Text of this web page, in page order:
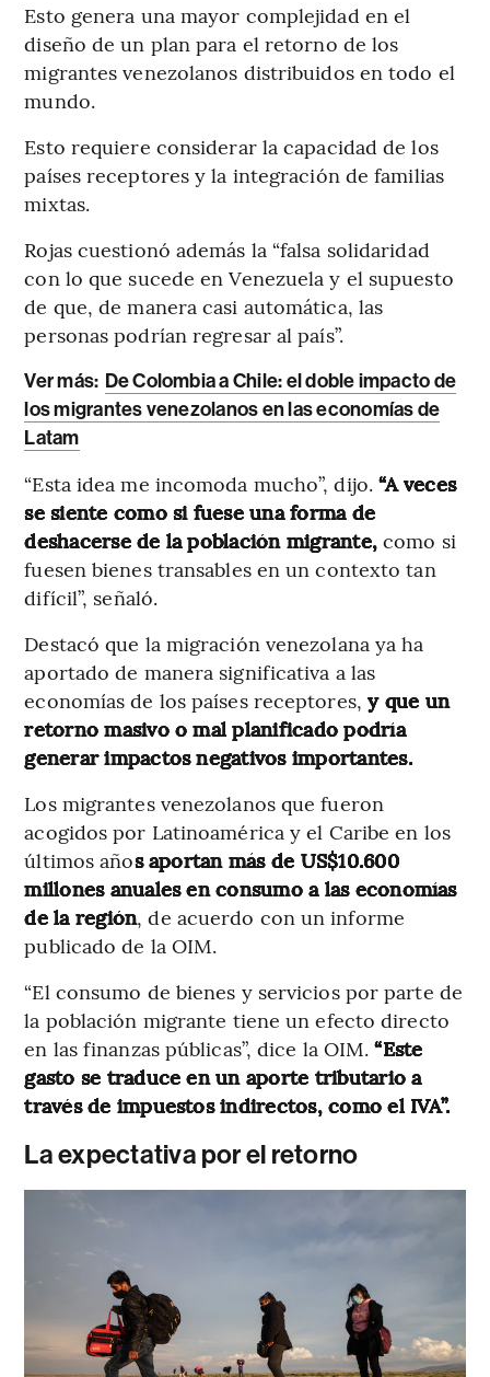
Esto genera una mayor complejidad en el
diseño de un plan para el retorno de los
migrantes venezolanos distribuidos en todo el
mundo.
Esto requiere considerar la capacidad de los
países receptores y la integración de familias
mixtas.
Rojas cuestionó además la “falsa solidaridad
con lo que sucede en Venezuela y el supuesto
de que, de manera casi automática, las
personas podrían regresar al país”.
Ver más: De Colombia a Chile: el doble impacto de
los migrantes venezolanos en las economías de
Latam
“Esta idea me incomoda mucho”, dijo. “A veces
se siente como si fuese una forma de
deshacerse de la población migrante, como si
fuesen bienes transables en un contexto tan
difícil”, señaló.
Destacó que la migración venezolana ya ha
aportado de manera significativa a las
economías de los países receptores, y que un
retorno masivo o mal planificado podría
generar impactos negativos importantes.
Los migrantes venezolanos que fueron
acogidos por Latinoamérica y el Caribe en los
últimos años aportan más de US$10.600
millones anuales en consumo a las economías
de la región, de acuerdo con un informe
publicado de la OIM.
“El consumo de bienes y servicios por parte de
la población migrante tiene un efecto directo
en las finanzas públicas”, dice la OIM.“Este
gasto se traduce en un aporte tributario a
través de impuestos indirectos, como el IVA”.
La expectativa por el retorno